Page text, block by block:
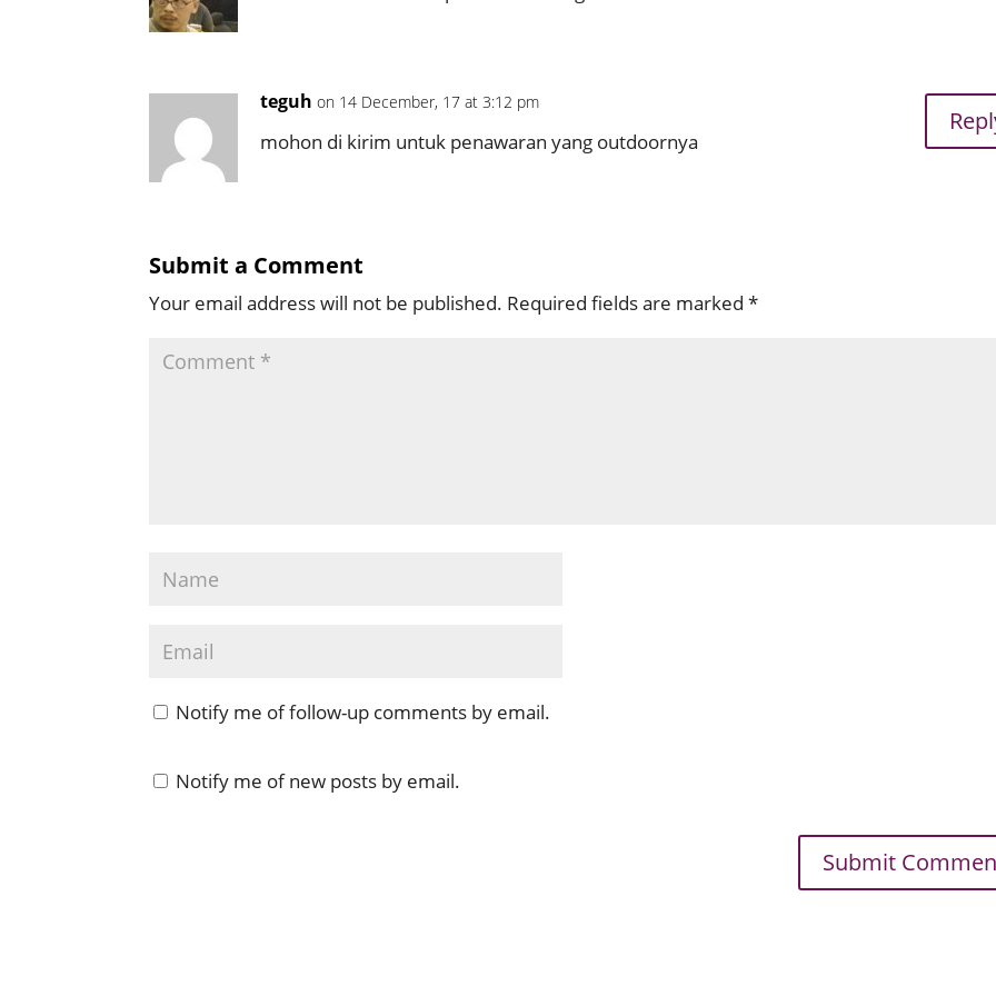
teguh on 14 December, 17 at 3:12 pm
mohon di kirim untuk penawaran yang outdoornya
Submit a Comment
Your email address will not be published. Required fields are marked*
Notify me of follow-up comments by email.
Notify me of new posts by email.